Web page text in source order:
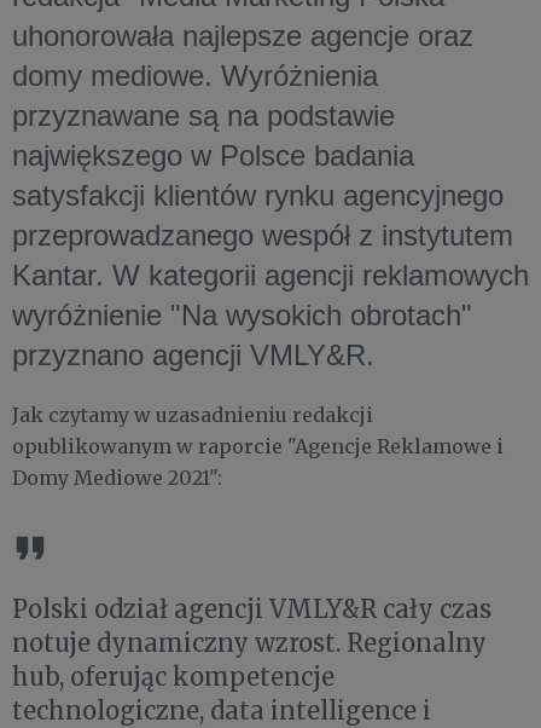
uhonorowała najlepsze agencje oraz
domy mediowe. Wyróżnienia
przyznawane są na podstawie
największego w Polsce badania
satysfakcji klientów rynku agencyjnego
przeprowadzanego wespół z instytutem
Kantar. W kategorii agencji reklamowych
wyróżnienie "Na wysokich obrotach"
przyznano agencji VMLY&R.
Jak czytamy w uzasadnieniu redakcji
opublikowanym w raporcie "Agencje Reklamowe i
Domy Mediowe 2021":
Polski odział agencji VMLY&R cały czas
notuje dynamiczny wzrost. Regionalny
hub, oferując kompetencje
technologiczne, data intelligence i